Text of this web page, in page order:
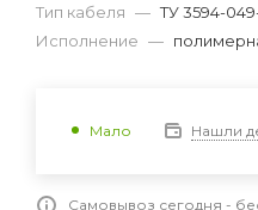
Тип кабеля — ТУ 3594-
Исполнение —
Мало Нашли
Самовывоз сегодня -